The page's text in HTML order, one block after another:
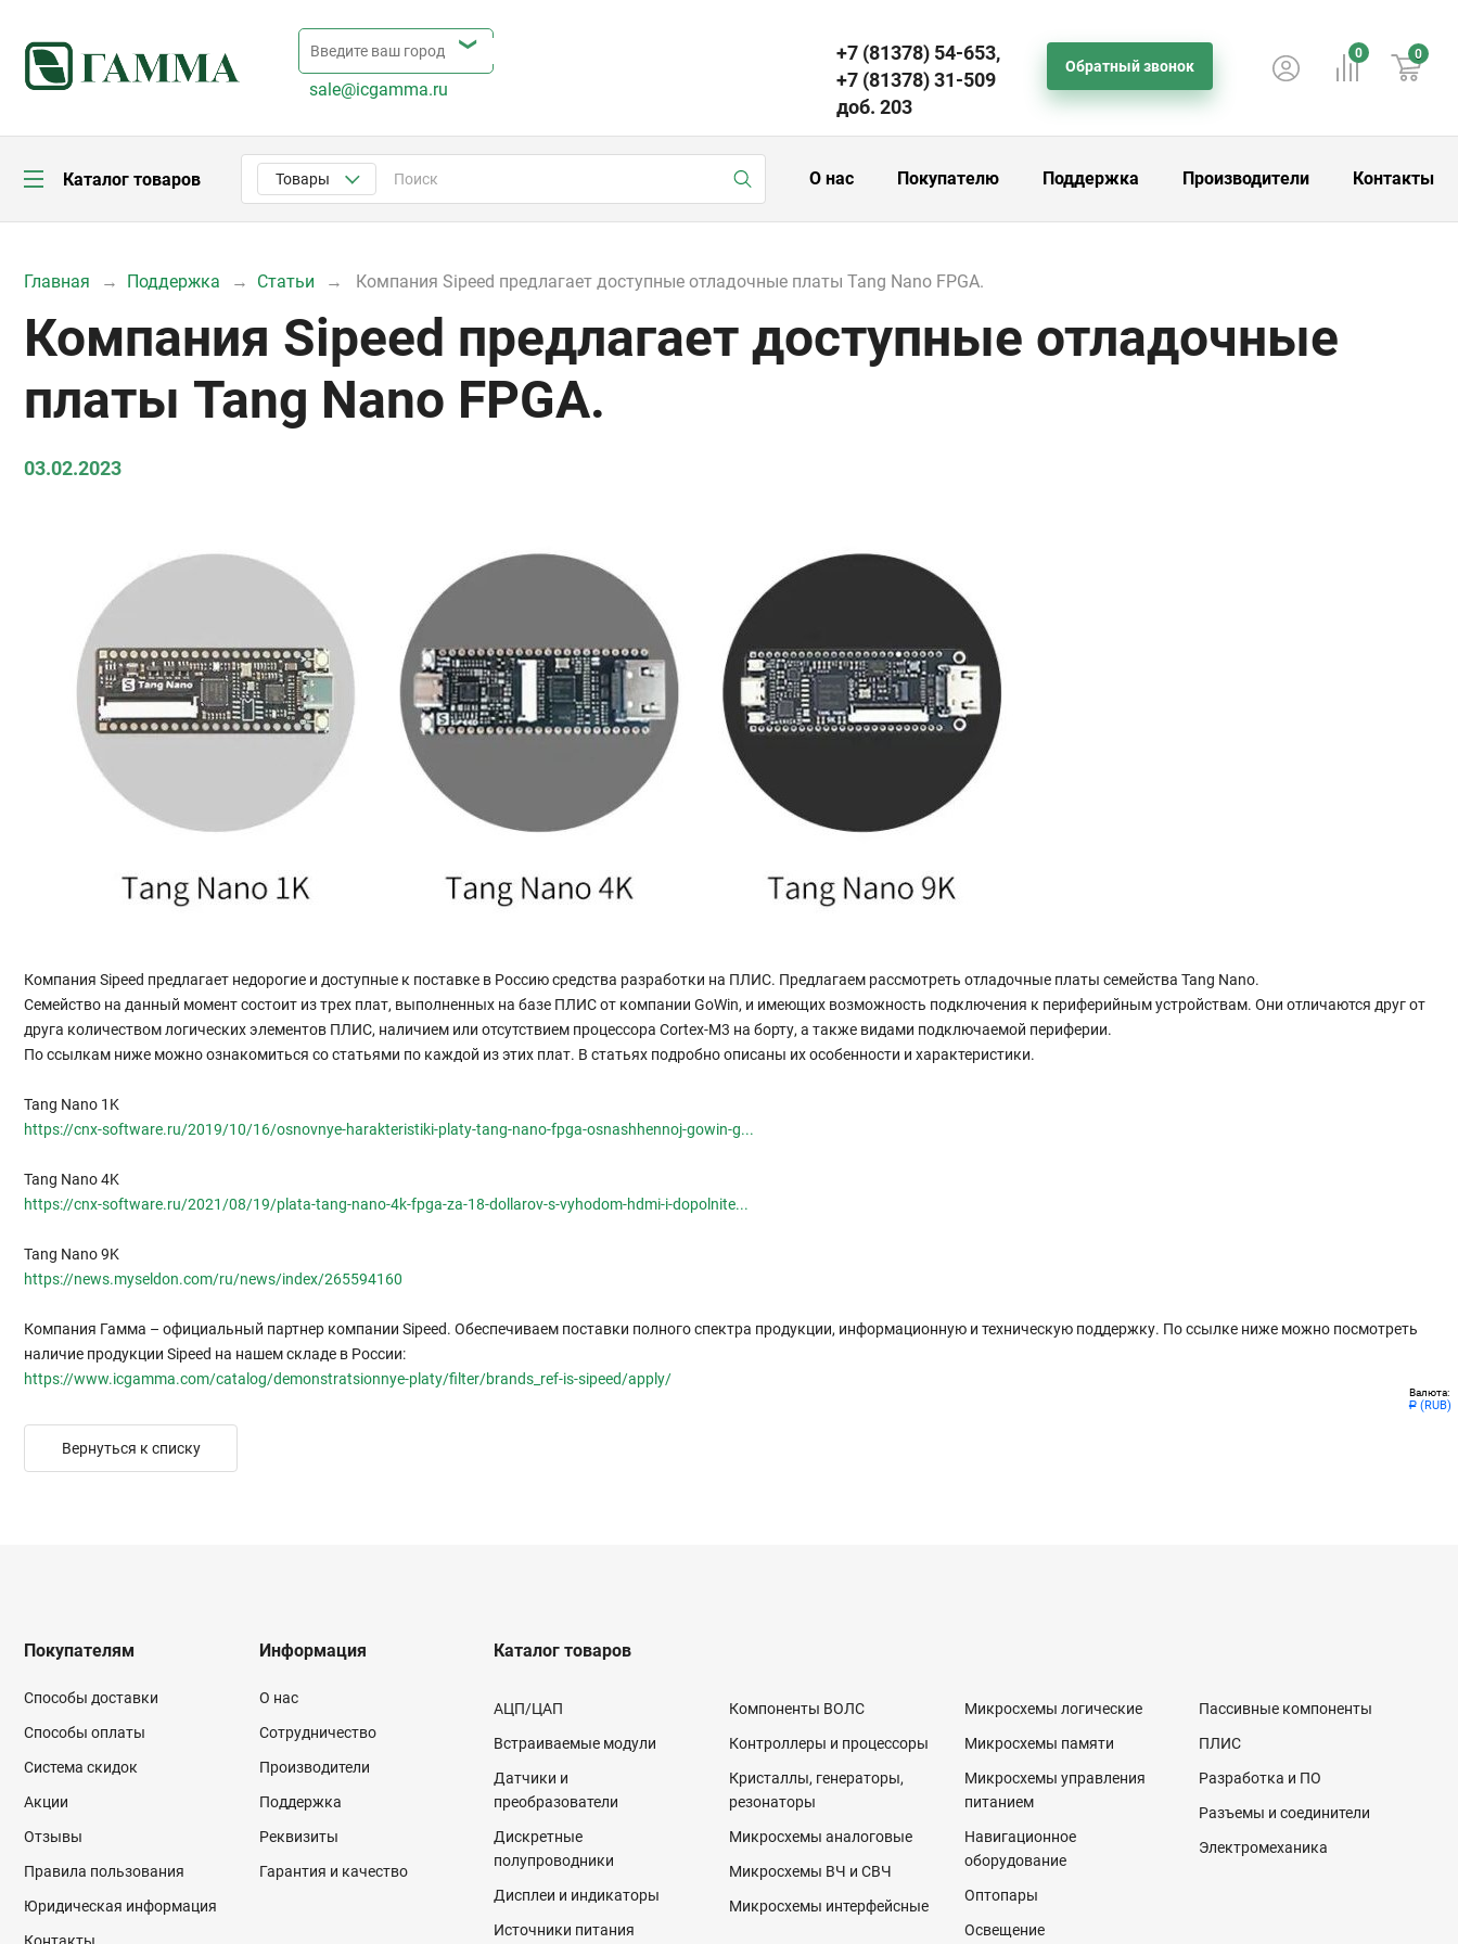
Валюта:
Р (RUB)
+7 (81378) 54-653,
+7 (81378) 31-509
доб. 203
Обратный звонок
sale@icgamma.ru
0 0
Каталог товаров Товары О нас Покупателю Поддержка Производители Контакты
Главная Поддержка Статьи Компания Sipeed предлагает доступные отладочные платы Tang Nano FPGA.
Компания Sipeed предлагает доступные отладочные
платы Tang Nano FPGA.
03.02.2023
Компания Sipeed предлагает недорогие и доступные к поставке в Россию средства разработки на ПЛИС. Предлагаем рассмотреть отладочные платы семейства Tang Nano.
Семейство на данный момент состоит из трех плат, выполненных на базе ПЛИС от компании GoWin, и имеющих возможность подключения к периферийным устройствам. Они отличаются друг от
друга количеством логических элементов ПЛИС, наличием или отсутствием процессора Cortex-M3 на борту, а также видами подключаемой периферии.
По ссылкам ниже можно ознакомиться со статьями по каждой из этих плат. В статьях подробно описаны их особенности и характеристики.
Tang Nano 1K
https://cnx-software.ru/2019/10/16/osnovnye-harakteristiki-platy-tang-nano-fpga-osnashhennoj-gowin-g...
Tang Nano 4K
https://cnx-software.ru/2021/08/19/plata-tang-nano-4k-fpga-za-18-dollarov-s-vyhodom-hdmi-i-dopolnite...
Tang Nano 9K
https://news.myseldon.com/ru/news/index/265594160
Компания Гамма – официальный партнер компании Sipeed. Обеспечиваем поставки полного спектра продукции, информационную и техническую поддержку. По ссылке ниже можно посмотреть
наличие продукции Sipeed на нашем складе в России:
https://www.icgamma.com/catalog/demonstratsionnye-platy/filter/brands_ref-is-sipeed/apply/
Вернуться к списку
Покупателям
Способы доставки
Способы оплаты
Система скидок
Акции
Отзывы
Правила пользования
Юридическая информация
Информация
О нас
Сотрудничество
Производители
Поддержка
Реквизиты
Гарантия и качество
Каталог товаров
АЦП/ЦАП
Встраиваемые модули
Датчики и
преобразователи
Дискретные
полупроводники
Дисплеи и индикаторы
Источники питания
Компоненты ВОЛС
Контроллеры и процессоры
Кристаллы, генераторы,
резонаторы
Микросхемы аналоговые
Микросхемы ВЧ и СВЧ
Микросхемы интерфейсные
Микросхемы логические
Микросхемы памяти
Микросхемы управления
питанием
Навигационное
оборудование
Оптопары
Освещение
Пассивные компоненты
ПЛИС
Разработка и ПО
Разъемы и соединители
Электромеханика